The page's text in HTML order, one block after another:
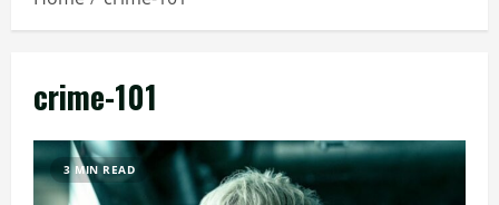
crime-101
3 MIN READ